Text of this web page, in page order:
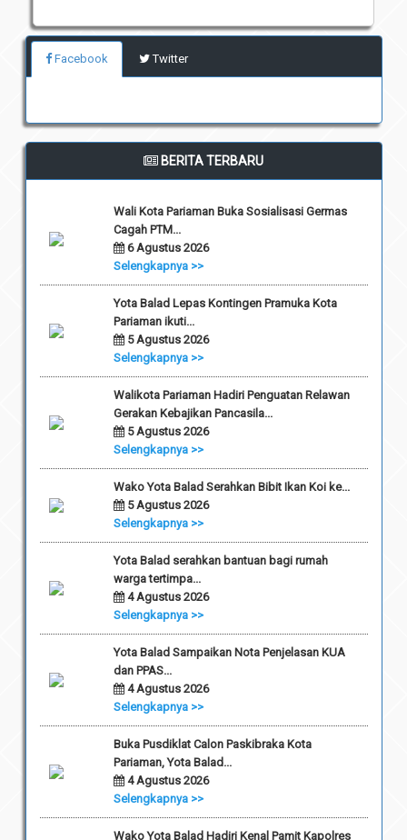
Facebook Twitter
BERITA TERBARU
Wali Kota Pariaman Buka Sosialisasi Germas
Cagah PTM...
6 Agustus 2026
Selengkapnya >>
Yota Balad Lepas Kontingen Pramuka Kota
Pariaman ikuti...
5 Agustus 2026
Selengkapnya >>
Walikota Pariaman Hadiri Penguatan Relawan
Gerakan Kebajikan Pancasila...
5 Agustus 2026
Selengkapnya >>
Wako Yota Balad Serahkan Bibit Ikan Koi ke...
5 Agustus 2026
Selengkapnya >>
Yota Balad serahkan bantuan bagi rumah
warga tertimpa...
4 Agustus 2026
Selengkapnya >>
Yota Balad Sampaikan Nota Penjelasan KUA
dan PPAS...
4 Agustus 2026
Selengkapnya >>
Buka Pusdiklat Calon Paskibraka Kota
Pariaman, Yota Balad...
4 Agustus 2026
Selengkapnya >>
Wako Yota Balad Hadiri Kenal Pamit Kapolres